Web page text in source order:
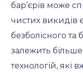
бар’єрів може
чистих викидів
безболісного
залежить
технологій, які